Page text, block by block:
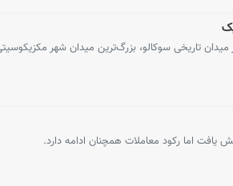
تاریخی سوکالو، بزرگ‌ترین میدان شهر